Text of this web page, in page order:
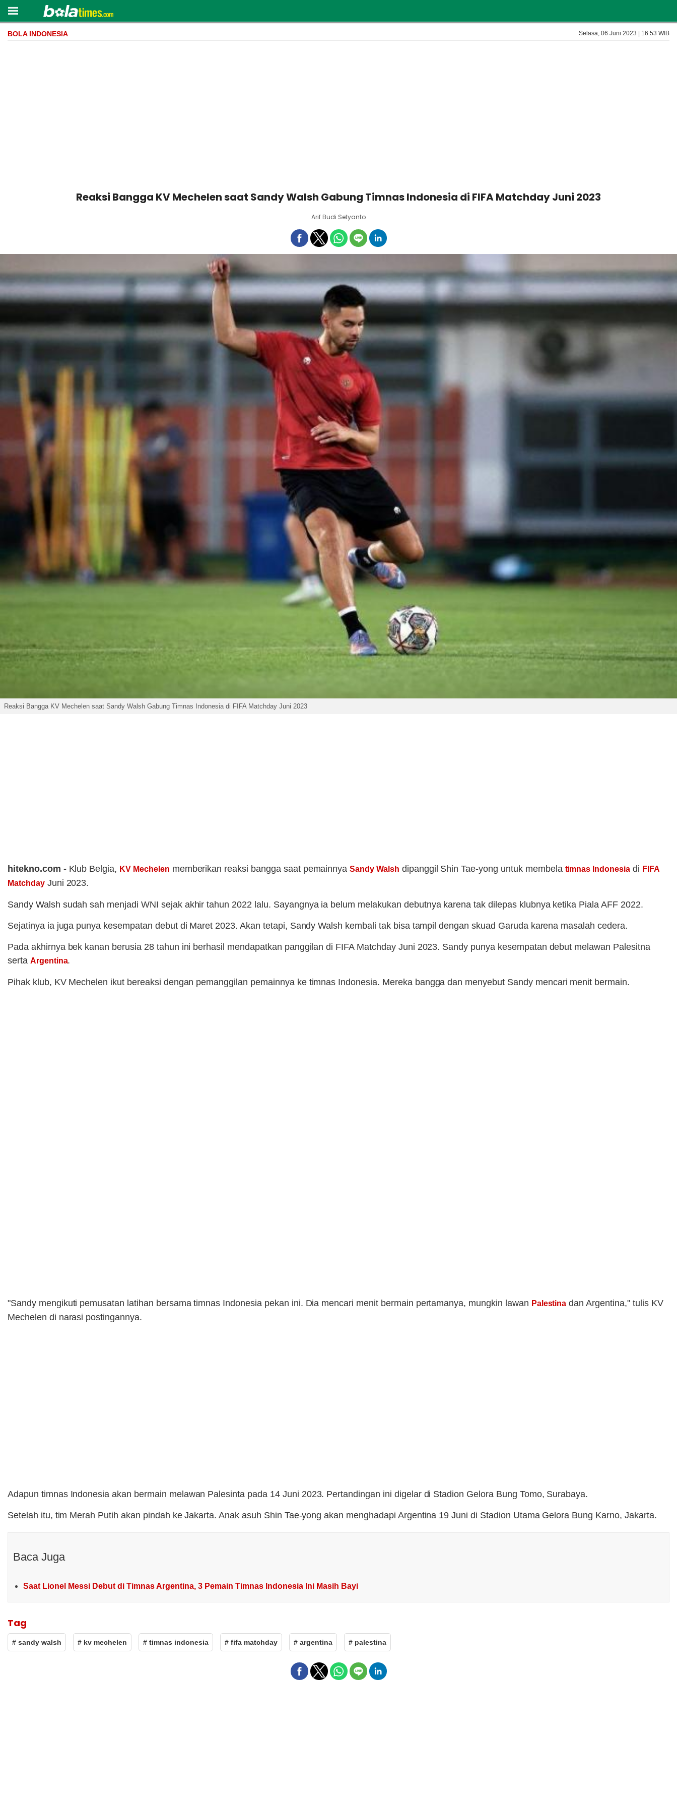
BOLA INDONESIA Selasa, 06 Juni 2023 | 16:53 WIB
Reaksi Bangga KV Mechelen saat Sandy Walsh Gabung Timnas Indonesia di FIFA Matchday Juni 2023
Arif Budi Setyanto
Reaksi Bangga KV Mechelen saat Sandy Walsh Gabung Timnas Indonesia di FIFA Matchday Juni 2023
hitekno.com - Klub Belgia, KV Mechelen memberikan reaksi bangga saat pemainnyaSandy Walsh dipanggil Shin Tae-yong untuk membela timnas Indonesiadi FIFA
MatchdayJuni 2023.
Sandy Walsh sudah sah menjadi WNI sejak akhir tahun 2022 lalu. Sayangnya ia belum melakukan debutnya karena tak dilepas klubnya ketika Piala AFF 2022.
Sejatinya ia juga punya kesempatan debut di Maret 2023. Akan tetapi, Sandy Walsh kembali tak bisa tampil dengan skuad Garuda karena masalah cedera.
Pada akhirnya bek kanan berusia 28 tahun ini berhasil mendapatkan panggilan di FIFA Matchday Juni 2023. Sandy punya kesempatan debut melawan Palesitna
serta Argentina.
Pihak klub, KV Mechelen ikut bereaksi dengan pemanggilan pemainnya ke timnas Indonesia. Mereka bangga dan menyebut Sandy mencari menit bermain.
"Sandy mengikuti pemusatan latihan bersama timnas Indonesia pekan ini. Dia mencari menit bermain pertamanya, mungkin lawan Palestina dan Argentina," tulis KV
Mechelen di narasi postingannya.
Adapun timnas Indonesia akan bermain melawan Palesinta pada 14 Juni 2023. Pertandingan ini digelar di Stadion Gelora Bung Tomo, Surabaya.
Setelah itu, tim Merah Putih akan pindah ke Jakarta. Anak asuh Shin Tae-yong akan menghadapi Argentina 19 Juni di Stadion Utama Gelora Bung Karno, Jakarta.
Baca Juga
Saat Lionel Messi Debut di Timnas Argentina, 3 Pemain Timnas Indonesia Ini Masih Bayi
Tag
# sandy walsh # kv mechelen # timnas indonesia # fifa matchday # argentina # palestina